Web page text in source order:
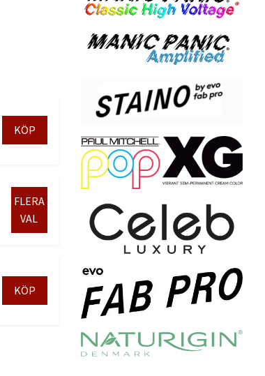
FLERA
VAL